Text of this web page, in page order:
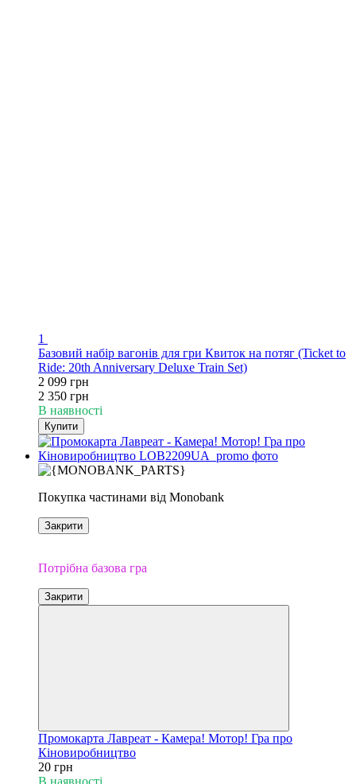
1
Базовий набір вагонів для гри Квиток на потяг (Ticket to
Ride: 20th Anniversary Deluxe Train Set)
2 099 грн
2 350 грн
В наявності
Купити
Покупка частинами від Monobank
Закрити
Потрібна базова гра
Закрити
Промокарта Лавреат - Камера! Мотор! Гра про
Кіновиробництво
20 грн
В наявності